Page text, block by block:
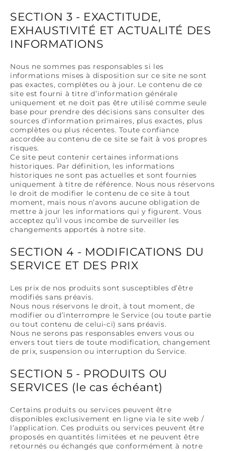
SECTION 3 - EXACTITUDE,
EXHAUSTIVITÉ ET ACTUALITÉ DES
INFORMATIONS
Nous ne sommes pas responsables si les
informations mises à disposition sur ce site ne sont
pas exactes, complètes ou à jour. Le contenu de ce
site est fourni à titre d’information générale
uniquement et ne doit pas être utilisé comme seule
base pour prendre des décisions sans consulter des
sources d’information primaires, plus exactes, plus
complètes ou plus récentes. Toute confiance
accordée au contenu de ce site se fait à vos propres
risques.
Ce site peut contenir certaines informations
historiques. Par définition, les informations
historiques ne sont pas actuelles et sont fournies
uniquement à titre de référence. Nous nous réservons
le droit de modifier le contenu de ce site à tout
moment, mais nous n’avons aucune obligation de
mettre à jour les informations qui y figurent. Vous
acceptez qu’il vous incombe de surveiller les
changements apportés à notre site.
SECTION 4 - MODIFICATIONS DU
SERVICE ET DES PRIX
Les prix de nos produits sont susceptibles d’être
modifiés sans préavis.
Nous nous réservons le droit, à tout moment, de
modifier ou d’interrompre le Service (ou toute partie
ou tout contenu de celui-ci) sans préavis.
Nous ne serons pas responsables envers vous ou
envers tout tiers de toute modification, changement
de prix, suspension ou interruption du Service.
SECTION 5 - PRODUITS OU
SERVICES (le cas échéant)
Certains produits ou services peuvent être
disponibles exclusivement en ligne via le site web /
l’application. Ces produits ou services peuvent être
proposés en quantités limitées et ne peuvent être
retournés ou échangés que conformément à notre